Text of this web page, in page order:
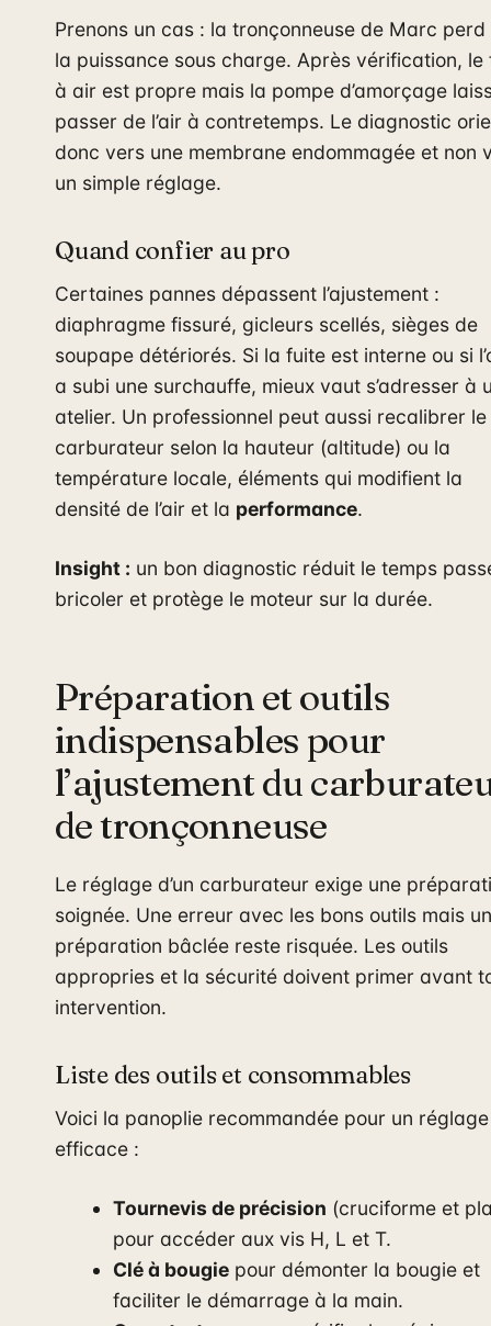
Prenons un cas : la tronçonneuse de Marc perd
la puissance sous charge. Après vérification, le
à air est propre mais la pompe d’amorçage
passer de l’air à contretemps. Le diagnostic
donc vers une membrane endommagée et non
un simple réglage.
Quand confier au pro
Certaines pannes dépassent l’ajustement :
diaphragme fissuré, gicleurs scellés, sièges de
soupape détériorés. Si la fuite est interne ou si
a subi une surchauffe, mieux vaut s’adresser à
atelier. Un professionnel peut aussi recalibrer le
carburateur selon la hauteur (altitude) ou la
température locale, éléments qui modifient la
densité de l’air et la performance.
Insight : un bon diagnostic réduit le temps
bricoler et protège le moteur sur la durée.
Préparation et outils
indispensables pour
l’ajustement du
de tronçonneuse
Le réglage d’un carburateur exige une
soignée. Une erreur avec les bons outils mais
préparation bâclée reste risquée. Les outils
appropries et la sécurité doivent primer avant
intervention.
Liste des outils et consommables
Voici la panoplie recommandée pour un réglage
efficace :
Tournevis de précision (cruciforme et
pour accéder aux vis H, L et T.
Clé à bougiepour démonter la bougie et
faciliter le démarrage à la main.